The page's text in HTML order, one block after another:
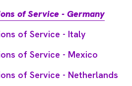
of Service - Germany
of Service - Italy
of Service - Mexico
of Service - Netherlands